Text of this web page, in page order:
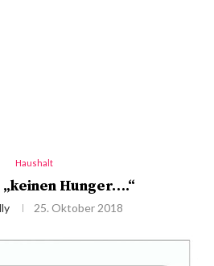
Haushalt
Hunger….“
25. Oktober 2018